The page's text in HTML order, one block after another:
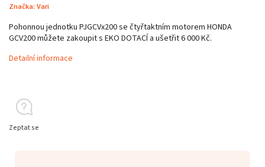
Značka: Vari
Pohonnou jednotku PJGCVx200 se čtyřtaktním motorem HONDA
GCV200 můžete zakoupit s EKO DOTACÍ a ušetřit 6 000 Kč.
Detailní informace
Zeptat se